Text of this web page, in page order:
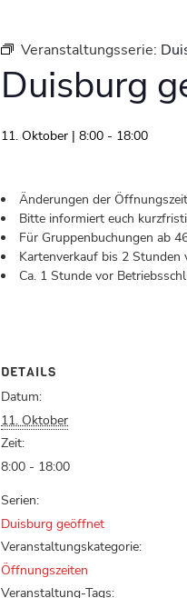
Veranstaltungsserie:
Duisburg
11. Oktober | 8:00 - 18:00
Änderungen der
Bitte informiert euch
Für Gruppenbuchungen ab
Kartenverkauf bis 2 Stunden
Ca. 1 Stunde vor
DETAILS
Datum:
11. Oktober
Zeit:
8:00 - 18:00
Serien:
Duisburg geöffnet
Veranstaltungskategorie:
Öffnungszeiten
Veranstaltung-Tags: